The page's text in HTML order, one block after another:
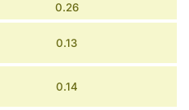
0.26
0.13
0.14